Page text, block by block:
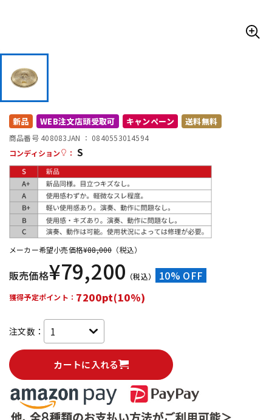
配信/ライブ機器 楽器アクセサリ
中古 ヴィンテージ
新品 WEB注文店頭受取可 キャンペーン 送料無料
商品番号 408083JAN ： 0840553014594
コンディション
： S
メーカー希望小売価格¥88,000 （税込）
販売価格¥79,200 （税込） 10% OFF
獲得予定ポイント： 7200pt(10%)
注文数：
カートに入れる